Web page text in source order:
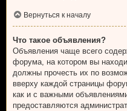
Вернуться к началу
Что такое объявления?
Объявления чаще всего
форума, на котором вы
должны прочесть их по
вверху каждой страницы
как и с важными
предоставляются